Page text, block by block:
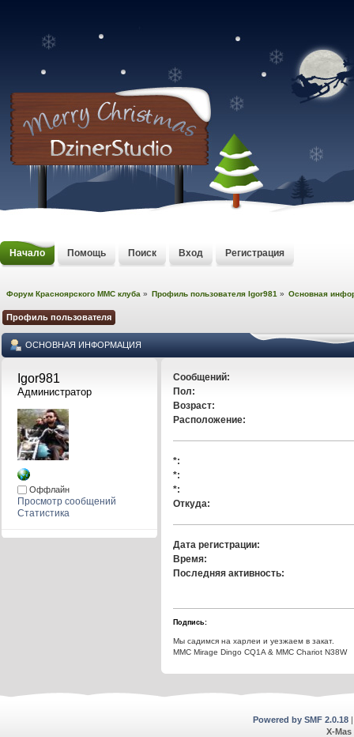
Начало Помощь Поиск Вход Регистрация
Форум Красноярского MMC клуба » Профиль пользователя Igor981 » Основная
Профиль пользователя
ОСНОВНАЯ ИНФОРМАЦИЯ
Igor981
Администратор
Оффлайн
Просмотр сообщений
Статистика
Сообщений:
Пол:
Возраст:
Расположение:
*:
*:
*:
Откуда:
Дата регистрации:
Время:
Последняя активность:
Подпись:
Мы садимся на харлеи и уезжаем в закат.
ММС Mirage Dingo CQ1A & MMC Chariot N38W
Powered by SMF 2.0.18
X-Mas